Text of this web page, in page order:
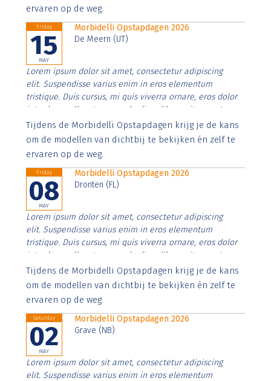
ervaren op de weg.
Friday
15
MAY
Morbidelli Opstapdagen 2026
De Meern (UT)
Lorem ipsum dolor sit amet, consectetur adipiscing
elit. Suspendisse varius enim in eros elementum
tristique. Duis cursus, mi quis viverra ornare, eros dolor
interdum nulla, ut commodo diam libero vitae erat.
Aenean faucibus nibh et justo cursus id rutrum lorem
imperdiet. Nunc ut sem vitae risus tristique posuere.
Tijdens de Morbidelli Opstapdagen krijg je de kans
om de modellen van dichtbij te bekijken én zelf te
ervaren op de weg.
Friday
08
MAY
Morbidelli Opstapdagen 2026
Dronten (FL)
Lorem ipsum dolor sit amet, consectetur adipiscing
elit. Suspendisse varius enim in eros elementum
tristique. Duis cursus, mi quis viverra ornare, eros dolor
interdum nulla, ut commodo diam libero vitae erat.
Aenean faucibus nibh et justo cursus id rutrum lorem
imperdiet. Nunc ut sem vitae risus tristique posuere.
Tijdens de Morbidelli Opstapdagen krijg je de kans
om de modellen van dichtbij te bekijken én zelf te
ervaren op de weg.
Saturday
02
MAY
Morbidelli Opstapdagen 2026
Grave (NB)
Lorem ipsum dolor sit amet, consectetur adipiscing
elit. Suspendisse varius enim in eros elementum